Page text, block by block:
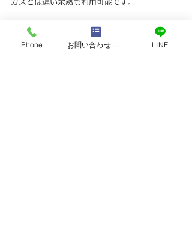
い遠赤外線の効果が、公的機関（長崎県窯業技
術センター）で立証されています。
Phone お問い合わせフォーム LINE